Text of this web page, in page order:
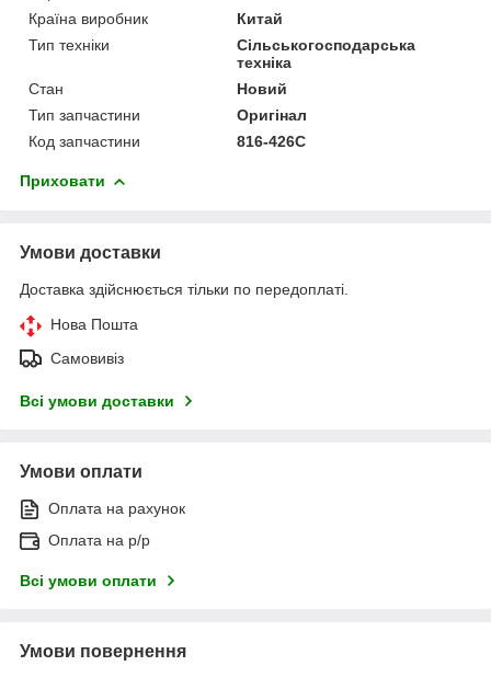
Країна виробник
Китай
Тип техніки
Сільськогосподарська
техніка
Стан
Новий
Тип запчастини
Оригінал
Код запчастини
816-426С
Приховати
Умови доставки
Доставка здійснюється тільки по передоплаті.
Нова Пошта
Самовивіз
Всі умови доставки
Умови оплати
Оплата на рахунок
Оплата на р/р
Всі умови оплати
Умови повернення